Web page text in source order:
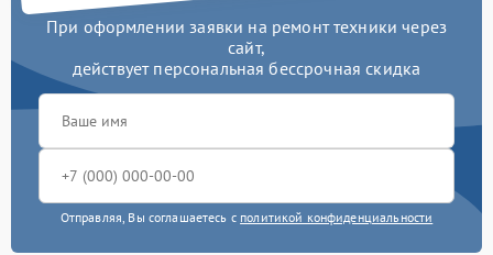
При оформлении заявки на ремонт техники через
сайт,
действует персональная бессрочная скидка
Отправляя, Вы соглашаетесь с политикой конфиденциальности